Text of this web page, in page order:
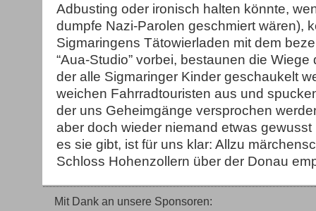
Adbusting oder ironisch halten könnte,
dumpfe Nazi-Parolen geschmiert wären),
Sigmaringens Tätowierladen mit dem
“Aua-Studio” vorbei, bestaunen die
der alle Sigmaringer Kinder geschaukelt
weichen Fahrradtouristen aus und
der uns Geheimgänge versprochen
aber doch wieder niemand etwas
es sie gibt, ist für uns klar: Allzu
Schloss Hohenzollern über der Donau
Mit Dank an unsere Sponsoren: